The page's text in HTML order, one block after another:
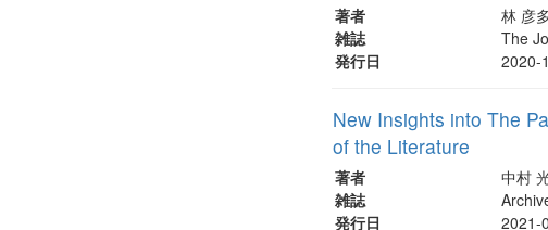
著者
林 彦
雑誌
The
発行日
2020-
New Insights into The
of the Literature
著者
中村
雑誌
発行日
2021-